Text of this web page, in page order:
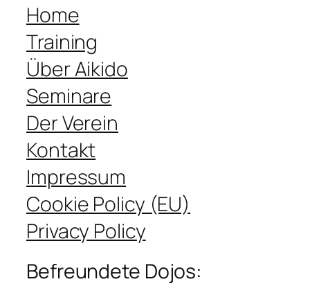
Home
Training
Über Aikido
Seminare
Der Verein
Kontakt
Impressum
Cookie Policy (EU)
Privacy Policy
Befreundete Dojos: